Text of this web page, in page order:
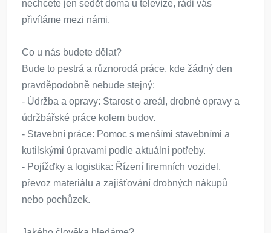
nechcete jen sedět doma u televize, rádi vás
přivítáme mezi námi.
Co u nás budete dělat?
Bude to pestrá a různorodá práce, kde žádný den
pravděpodobně nebude stejný:
- Údržba a opravy: Starost o areál, drobné opravy a
údržbářské práce kolem budov.
- Stavební práce: Pomoc s menšími stavebními a
kutilskými úpravami podle aktuální potřeby.
- Pojížďky a logistika: Řízení firemních vozidel,
převoz materiálu a zajišťování drobných nákupů
nebo pochůzek.